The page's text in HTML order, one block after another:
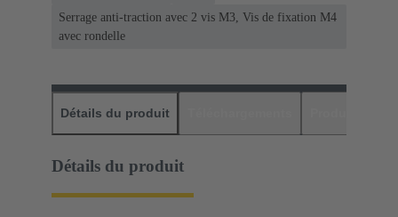
Serrage anti-traction avec 2 vis M3, Vis de fixation M4
avec rondelle
Détails du produit
Détails du produit